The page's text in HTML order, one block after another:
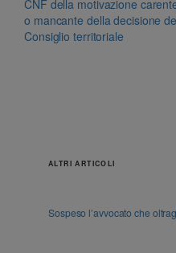
CNF della motivazione
o mancante della decisione
Consiglio territoriale
ALTRI ARTICOLI
Sospeso l’avvocato che